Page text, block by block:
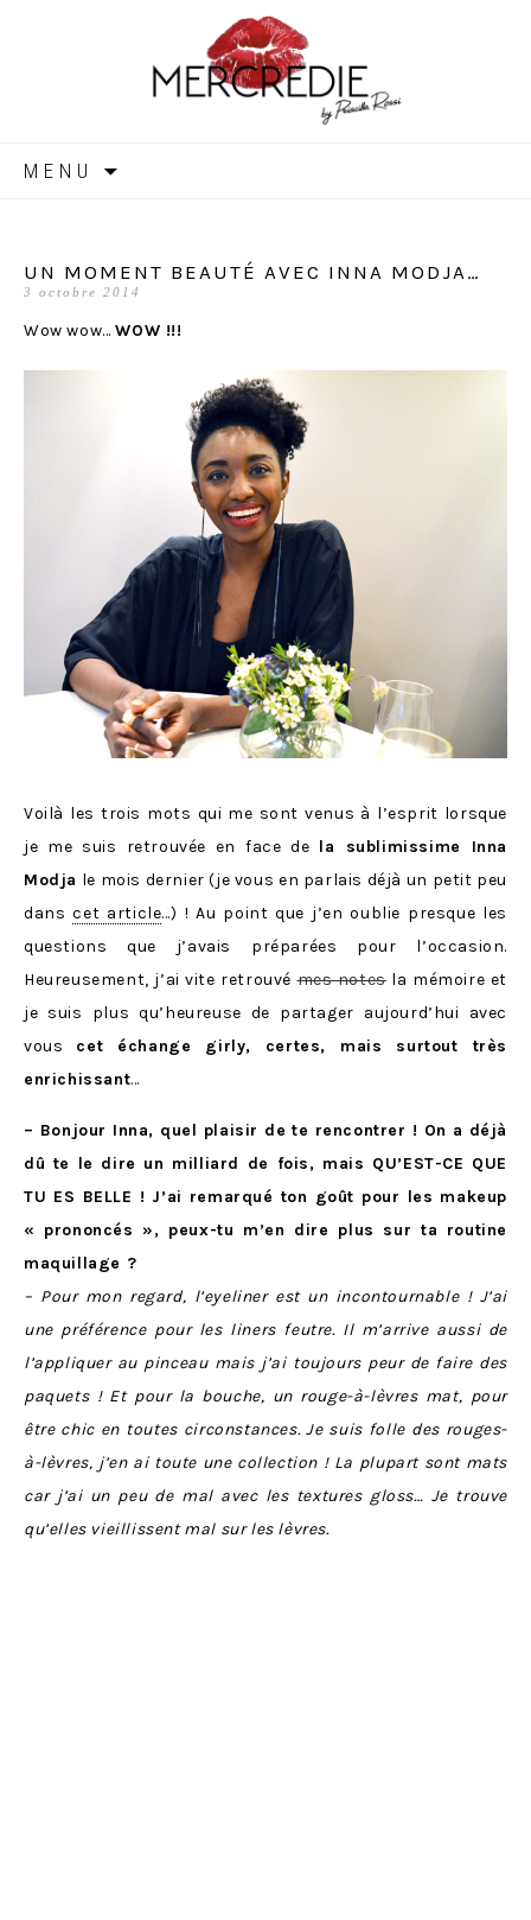
MERCREDIE
MENU
UN MOMENT BEAUTÉ AVEC INNA MODJA…
3 octobre 2014
Wow wow…WOW !!!
Voilà les trois mots qui me sont venus à l’esprit lorsque
je me suis retrouvée en face de la sublimissime Inna
Modja le mois dernier (je vous en parlais déjà un petit peu
danscet article…) ! Au point que j’en oublie presque les
questions que j’avais préparées pour l’occasion.
Heureusement, j’ai vite retrouvémes notesla mémoire et
je suis plus qu’heureuse de partager aujourd’hui avec
vous cet échange girly, certes, mais surtout très
enrichissant…
– Bonjour Inna, quel plaisir de te rencontrer ! On a déjà
dû te le dire un milliard de fois, mais QU’EST-CE QUE
TU ES BELLE ! J’ai remarqué ton goût pour les makeup
« prononcés », peux-tu m’en dire plus sur ta routine
maquillage ?
– Pour mon regard, l’eyeliner est un incontournable ! J’ai
une préférence pour les liners feutre. Il m’arrive aussi de
l’appliquer au pinceau mais j’ai toujours peur de faire des
paquets ! Et pour la bouche, un rouge-à-lèvres mat, pour
être chic en toutes circonstances. Je suis folle des rouges-
à-lèvres, j’en ai toute une collection ! La plupart sont mats
car j’ai un peu de mal avec les textures gloss… Je trouve
qu’elles vieillissent mal sur les lèvres.